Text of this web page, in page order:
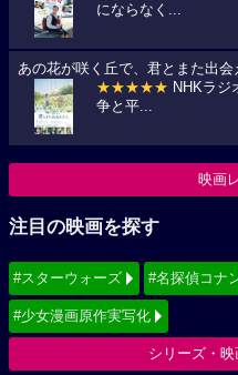
にならなく...
あの花が咲く丘で、君とまた出会
★★★★★ NHKラジ
争と平...
映画
注目の映画を探す
#スターウォーズ #名探偵コナ
#少女漫画原作実写化
シリーズ・